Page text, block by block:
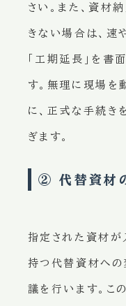
さい。また、資材
きない場合は、速
「工期延長」を書
す。無理に現場を
に、正式な手続き
ぎます。
② 代替資材
指定された資材が
持つ代替資材への
議を行います。こ